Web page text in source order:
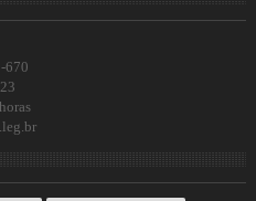
670